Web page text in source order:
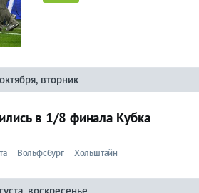
вторник
в 1/8 финала Кубка
Вольфсбург Хольштайн
воскресенье